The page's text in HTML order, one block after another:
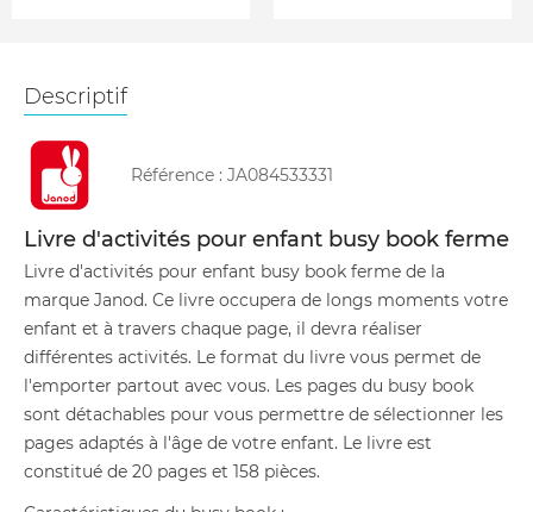
Descriptif
Référence : JA084533331
Livre d'activités pour enfant busy book ferme
Livre d'activités pour enfant busy book ferme de la
marque Janod. Ce livre occupera de longs moments votre
enfant et à travers chaque page, il devra réaliser
différentes activités. Le format du livre vous permet de
l'emporter partout avec vous. Les pages du busy book
sont détachables pour vous permettre de sélectionner les
pages adaptés à l'âge de votre enfant. Le livre est
constitué de 20 pages et 158 pièces.